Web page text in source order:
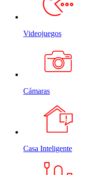
Videojuegos
Cámaras
Casa Inteligente